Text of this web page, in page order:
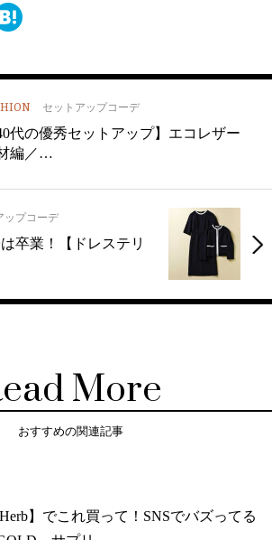
セットアップコーデ
40代の優秀セットアップ】エコレザー
編／…
ップコーデ
卒業！【ドレステリ
More
おすすめの関連記事
】でこれ買って！SNSでバズってる